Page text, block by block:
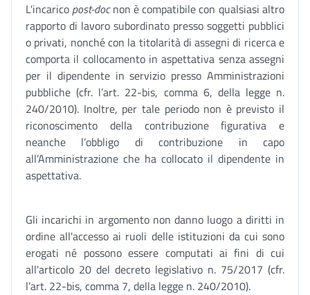
L'incarico post-docnon è compatibile con qualsiasi altro
rapporto di lavoro subordinato presso soggetti pubblici
o privati, nonché con la titolarità di assegni di ricerca e
comporta il collocamento in aspettativa senza assegni
per il dipendente in servizio presso Amministrazioni
pubbliche (cfr. l’art. 22-bis, comma 6, della legge n.
240/2010). Inoltre, per tale periodo non è previsto il
riconoscimento della contribuzione figurativa e
neanche l’obbligo di contribuzione in capo
all’Amministrazione che ha collocato il dipendente in
aspettativa.
Gli incarichi in argomento non danno luogo a diritti in
ordine all'accesso ai ruoli delle istituzioni da cui sono
erogati né possono essere computati ai fini di cui
all'articolo 20 del decreto legislativo n. 75/2017 (cfr.
l’art. 22-bis, comma 7, della legge n. 240/2010).